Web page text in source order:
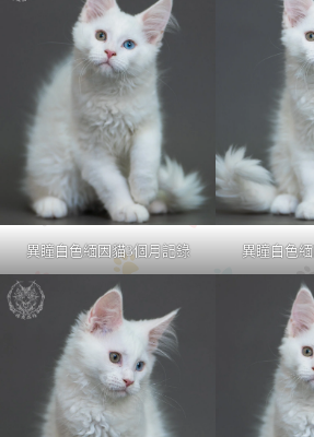
異瞳白色緬因貓3個月記錄 異瞳白色